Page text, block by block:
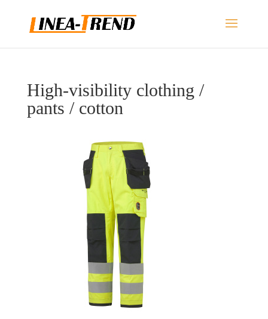
High-visibility clothing /
pants / cotton